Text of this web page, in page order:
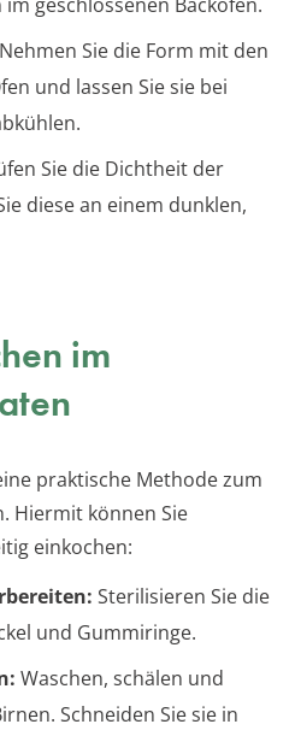
geschlossenen Backofen.
Nehmen Sie die Form mit den
und lassen Sie sie bei
Sie die Dichtheit der
diese an einem dunklen,
im
praktische Methode zum
Hiermit können Sie
einkochen:
Sterilisieren Sie die
und Gummiringe.
Waschen, schälen und
Schneiden Sie sie in